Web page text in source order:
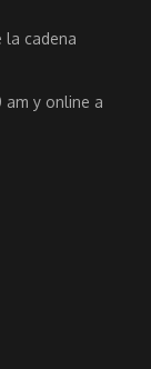
la cadena
am y online a